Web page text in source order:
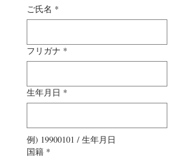
ご氏名 *
フリガナ *
生年月日 *
例) 19900101 / 生年月日
国籍 *